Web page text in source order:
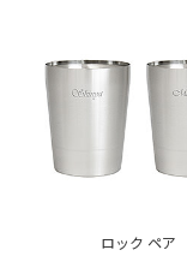
ロック ペア